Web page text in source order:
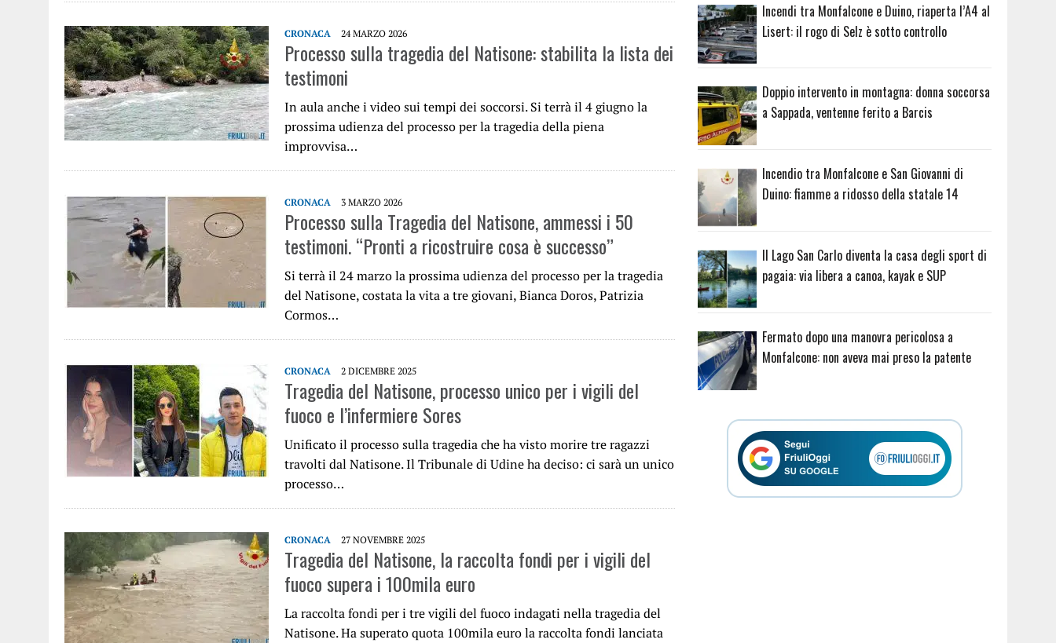
CRONACA 24 MARZO 2026
Processo sulla tragedia del Natisone: stabilita la lista dei
testimoni
In aula anche i video sui tempi dei soccorsi. Si terrà il 4 giugno la
prossima udienza del processo per la tragedia della piena
improvvisa…
CRONACA 3 MARZO 2026
Processo sulla Tragedia del Natisone, ammessi i 50
testimoni. “Pronti a ricostruire cosa è successo”
Si terrà il 24 marzo la prossima udienza del processo per la tragedia
del Natisone, costata la vita a tre giovani, Bianca Doros, Patrizia
Cormos…
CRONACA 2 DICEMBRE 2025
Tragedia del Natisone, processo unico per i vigili del
fuoco e l’infermiere Sores
Unificato il processo sulla tragedia che ha visto morire tre ragazzi
travolti dal Natisone. Il Tribunale di Udine ha deciso: ci sarà un unico
processo…
CRONACA 27 NOVEMBRE 2025
Tragedia del Natisone, la raccolta fondi per i vigili del
fuoco supera i 100mila euro
La raccolta fondi per i tre vigili del fuoco indagati nella tragedia del
Natisone. Ha superato quota 100mila euro la raccolta fondi lanciata
Incendi tra Monfalcone e Duino, riaperta l’A4 al
Lisert: il rogo di Selz è sotto controllo
Doppio intervento in montagna: donna soccorsa
a Sappada, ventenne ferito a Barcis
Incendio tra Monfalcone e San Giovanni di
Duino: fiamme a ridosso della statale 14
Il Lago San Carlo diventa la casa degli sport di
pagaia: via libera a canoa, kayak e SUP
Fermato dopo una manovra pericolosa a
Monfalcone: non aveva mai preso la patente